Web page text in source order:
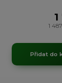
1
Přidat do